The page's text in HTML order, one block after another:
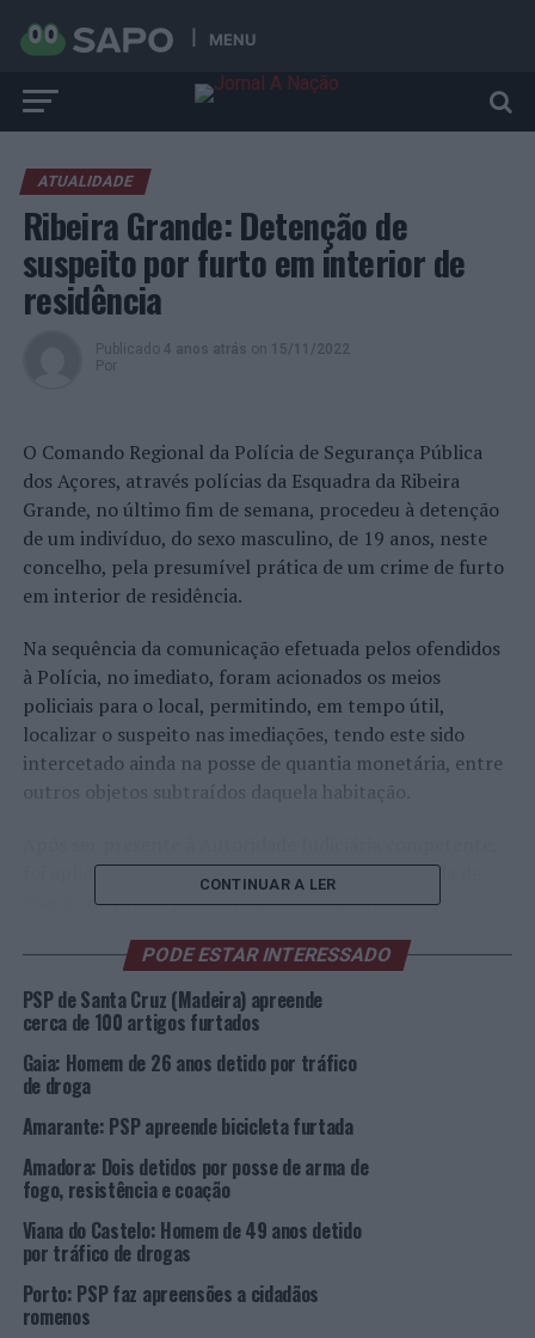
MENU
ATUALIDADE
Ribeira Grande: Detenção de
suspeito por furto em interior de
residência
Publicado 4 anos atrás on 15/11/2022
Por
O Comando Regional da Polícia de Segurança Pública
dos Açores, através polícias da Esquadra da Ribeira
Grande, no último fim de semana, procedeu à detenção
de um indivíduo, do sexo masculino, de 19 anos, neste
concelho, pela presumível prática de um crime de furto
em interior de residência.
Na sequência da comunicação efetuada pelos ofendidos
à Polícia, no imediato, foram acionados os meios
policiais para o local, permitindo, em tempo útil,
localizar o suspeito nas imediações, tendo este sido
intercetado ainda na posse de quantia monetária, entre
outros objetos subtraídos daquela habitação.
foi aplicada ao arguido, provisoriamente, a medida de
coação de prisão preventiva até se encontrarem
dispositivo de pulseira eletrónica.
Por fim, o Comando Regional da Polícia de Segurança
Pública dos Açores pretende “salientar que continuará a
promover amiúde operações policiais desta natureza,
por forma a prevenir a prática deste e de outros tipos de
ilícitos criminais e contraordenacionais e a repor e
manter a ordem, tranquilidade e segurança pública,
elevando, assim, o sentimento de segurança de toda a
Foto: PSP.
TÓPICOS RELACIONADOS:
CONTINUAR A LER
PODE ESTAR INTERESSADO
PSP de Santa Cruz (Madeira) apreende
cerca de 100 artigos furtados
Gaia: Homem de 26 anos detido por tráfico
de droga
Amarante: PSP apreende bicicleta furtada
Amadora: Dois detidos por posse de arma de
fogo, resistência e coação
Viana do Castelo: Homem de 49 anos detido
por tráfico de drogas
Porto: PSP faz apreensões a cidadãos
romenos